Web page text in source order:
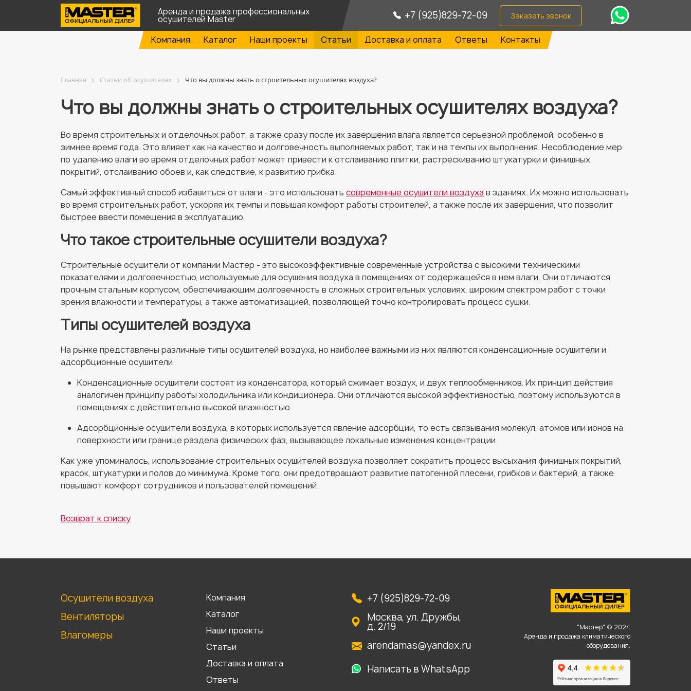
Аренда и продажа профессиональных
осушителей Master +7 (925)829-72-09 Заказать звонок
Компания Каталог Наши проекты Статьи Доставка и оплата Ответы Контакты
Главная Статьи об осушителях Что вы должны знать о строительных осушителях воздуха?
Что вы должны знать о строительных осушителях воздуха?
Во время строительных и отделочных работ, а также сразу после их завершения влага является серьезной проблемой, особенно в
зимнее время года. Это влияет как на качество и долговечность выполняемых работ, так и на темпы их выполнения. Несоблюдение мер
по удалению влаги во время отделочных работ может привести к отслаиванию плитки, растрескиванию штукатурки и финишных
покрытий, отслаиванию обоев и, как следствие, к развитию грибка.
Самый эффективный способ избавиться от влаги - это использовать современные осушители воздуха в зданиях. Их можно использовать
во время строительных работ, ускоряя их темпы и повышая комфорт работы строителей, а также после их завершения, что позволит
быстрее ввести помещения в эксплуатацию.
Что такое строительные осушители воздуха?
Строительные осушители от компании Мастер - это высокоэффективные современные устройства с высокими техническими
показателями и долговечностью, используемые для осушения воздуха в помещениях от содержащейся в нем влаги. Они отличаются
прочным стальным корпусом, обеспечивающим долговечность в сложных строительных условиях, широким спектром работ с точки
зрения влажности и температуры, а также автоматизацией, позволяющей точно контролировать процесс сушки.
Типы осушителей воздуха
На рынке представлены различные типы осушителей воздуха, но наиболее важными из них являются конденсационные осушители и
адсорбционные осушители.
Конденсационные осушители состоят из конденсатора, который сжимает воздух, и двух теплообменников. Их принцип действия
аналогичен принципу работы холодильника или кондиционера. Они отличаются высокой эффективностью, поэтому используются в
помещениях с действительно высокой влажностью.
Адсорбционные осушители воздуха, в которых используется явление адсорбции, то есть связывания молекул, атомов или ионов на
поверхности или границе раздела физических фаз, вызывающее локальные изменения концентрации.
Как уже упоминалось, использование строительных осушителей воздуха позволяет сократить процесс высыхания финишных покрытий,
красок, штукатурки и полов до минимума. Кроме того, они предотвращают развитие патогенной плесени, грибков и бактерий, а также
повышают комфорт сотрудников и пользователей помещений.
Возврат к списку
Осушители воздуха
Вентиляторы
Влагомеры
Компания
Каталог
Наши проекты
Статьи
Доставка и оплата
Ответы
+7 (925)829-72-09
Москва, ул. Дружбы,
д. 2/19
arendamas@yandex.ru
Написать в WhatsApp
"Мастер" © 2024
Аренда и продажа климатического
оборудования.